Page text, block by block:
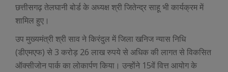
छत्तीसगढ़ तेलघानी बोर्ड के अध्यक्ष श्री जितेन्द्र साहू भी कार्यक्रम में
शामिल हुए।
उप मुख्यमंत्री श्री साव ने किरंदुल में जिला खनिज न्यास निधि
(डीएमएफ) से 3 करोड़ 26 लाख रुपये से अधिक की लागत से विकसित
ऑक्सीजोन पार्क का लोकार्पण किया। उन्होंने 15वें वित्त आयोग के